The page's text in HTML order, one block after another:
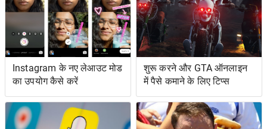
Instagram के नए लेआउट मोड
का उपयोग कैसे करें
शुरू करने और GTA ऑनलाइन
में पैसे कमाने के लिए टिप्स